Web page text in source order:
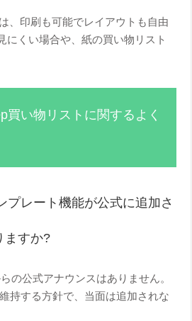
、印刷も可能でレイアウトも自由
にくい場合や、紙の買い物リスト
買い物リストに関するよく
プレート機能が公式に追加さ
ますか?
の公式アナウンスはありません。
持する方針で、当面は追加されな